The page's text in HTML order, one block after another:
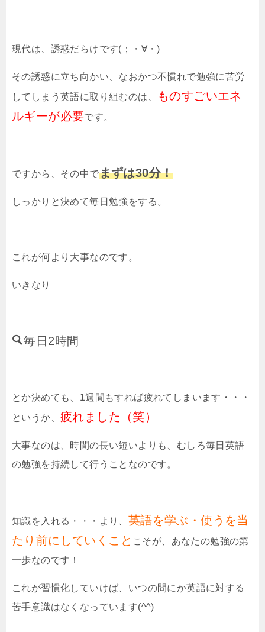
現代は、誘惑だらけです(；・∀・)
その誘惑に立ち向かい、なおかつ不慣れで勉強に苦労
してしまう英語に取り組むのは、
ものすごいエネ
ルギーが必要です。
ですから、その中でまずは30分！
しっかりと決めて毎日勉強をする。
これが何より大事なのです。
いきなり
毎日2時間
とか決めても、1週間もすれば疲れてしまいます・・・
というか、 疲れました（笑）
大事なのは、時間の長い短いよりも、むしろ毎日英語
の勉強を持続して行うことなのです。
知識を入れる・・・より、 英語を学ぶ・使うを当
たり前にしていくこと こそが、あなたの勉強の第
一歩なのです！
これが習慣化していけば、いつの間にか英語に対する
苦手意識はなくなっています(^^)